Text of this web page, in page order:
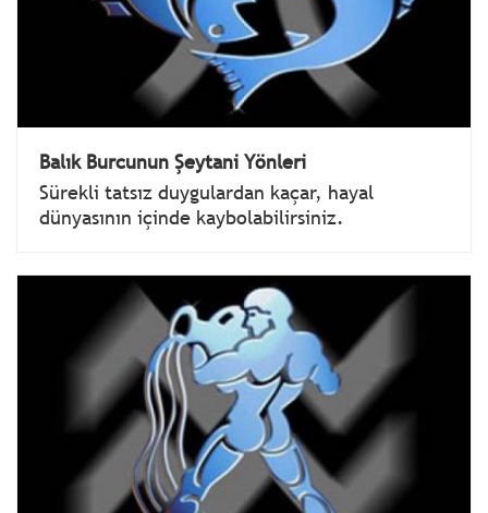
Balık Burcunun Şeytani Yönleri
Sürekli tatsız duygulardan kaçar, hayal
dünyasının içinde kaybolabilirsiniz.